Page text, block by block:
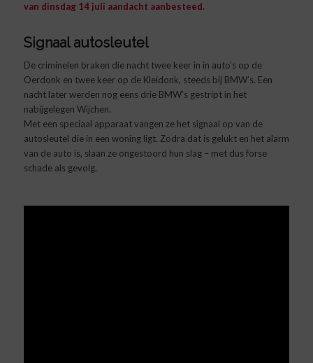
van dinsdag 14 juli aandacht aanbesteed.
Signaal autosleutel
De criminelen braken die nacht twee keer in in auto’s op de
Oerdonk en twee keer op de Kleidonk, steeds bij BMW’s. Een
nacht later werden nog eens drie BMW’s gestript in het
nabijgelegen Wijchen.
Met een speciaal apparaat vangen ze het signaal op van de
autosleutel die in een woning ligt. Zodra dat is gelukt en het alarm
van de auto is, slaan ze ongestoord hun slag – met dus forse
schade als gevolg.